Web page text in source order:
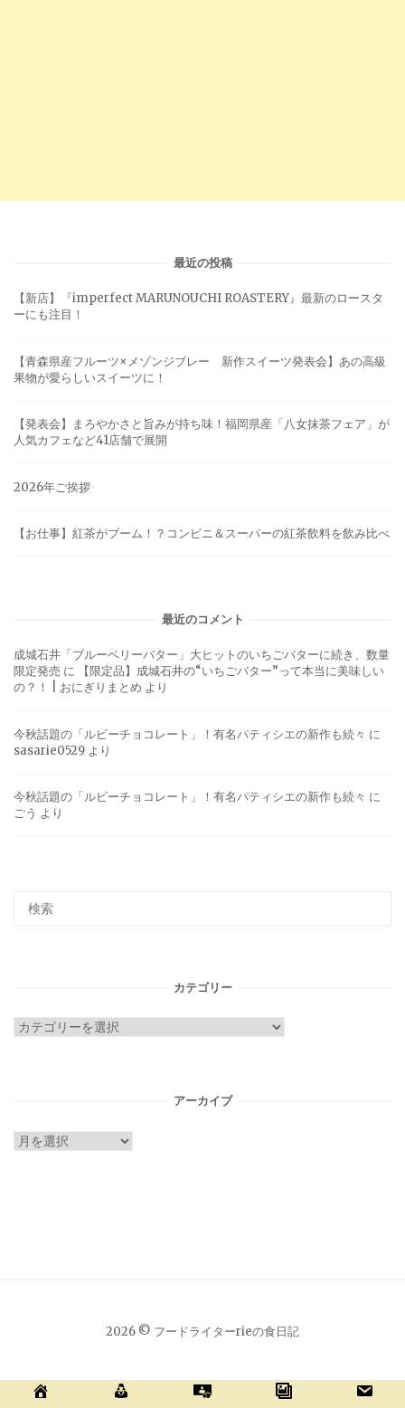
最近の投稿
【新店】『imperfect MARUNOUCHI ROASTERY』最新のロースタ
ーにも注目！
【青森県産フルーツ×メゾンジブレー 新作スイーツ発表会】あの高級
果物が愛らしいスイーツに！
【発表会】まろやかさと旨みが持ち味！福岡県産「八女抹茶フェア」が
人気カフェなど41店舗で展開
2026年ご挨拶
【お仕事】紅茶がブーム！？コンビニ＆スーパーの紅茶飲料を飲み比べ
最近のコメント
成城石井「ブルーベリーバター」大ヒットのいちごバターに続き、数量
限定発売 に
【限定品】成城石井の“いちごバター”って本当に美味しい
の？！ | おにぎりまとめ より
今秋話題の「ルビーチョコレート」！有名パティシエの新作も続々 に
sasarie0529 より
今秋話題の「ルビーチョコレート」！有名パティシエの新作も続々 に
ごう より
カテゴリー
カ
アーカイブ
ア
2026 © フードライターrieの食日記